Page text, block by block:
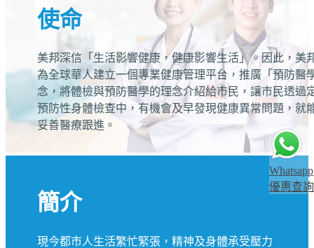
Whatsapp
優惠查詢
使命
美邦深信「生活影響健康，健康影響生活」。因此，美
為全球華人建立一個專業健康管理平台，推廣「預防醫
念，將體檢與預防醫學的理念介紹給市民，讓市民透過
預防性身體檢查中，有機會及早發現健康異常問題，就
妥善醫療跟進。
簡介
現今都市人生活繁忙緊張，精神及身體承受壓力